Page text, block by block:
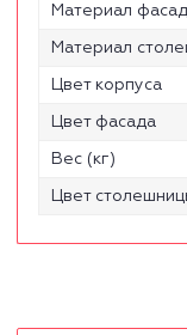
Материал
Материал
Цвет корпуса
Цвет фасада
Вес (кг)
Цвет